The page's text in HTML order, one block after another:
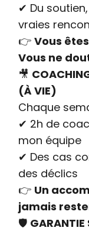
✔ Du
vraies
👉 Vous
Vous ne
🎥
(À VIE)
Chaque
✔ 2h de
mon équipe
✔ Des cas
des déclics
👉 Un
jamais
🛡 GARANTIE